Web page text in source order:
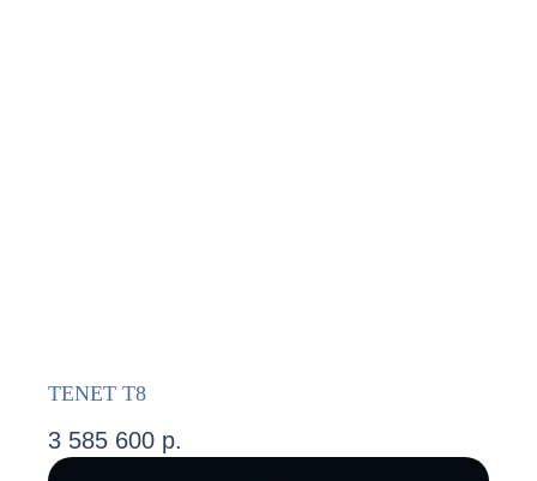
TENET T8
3 585 600 р.